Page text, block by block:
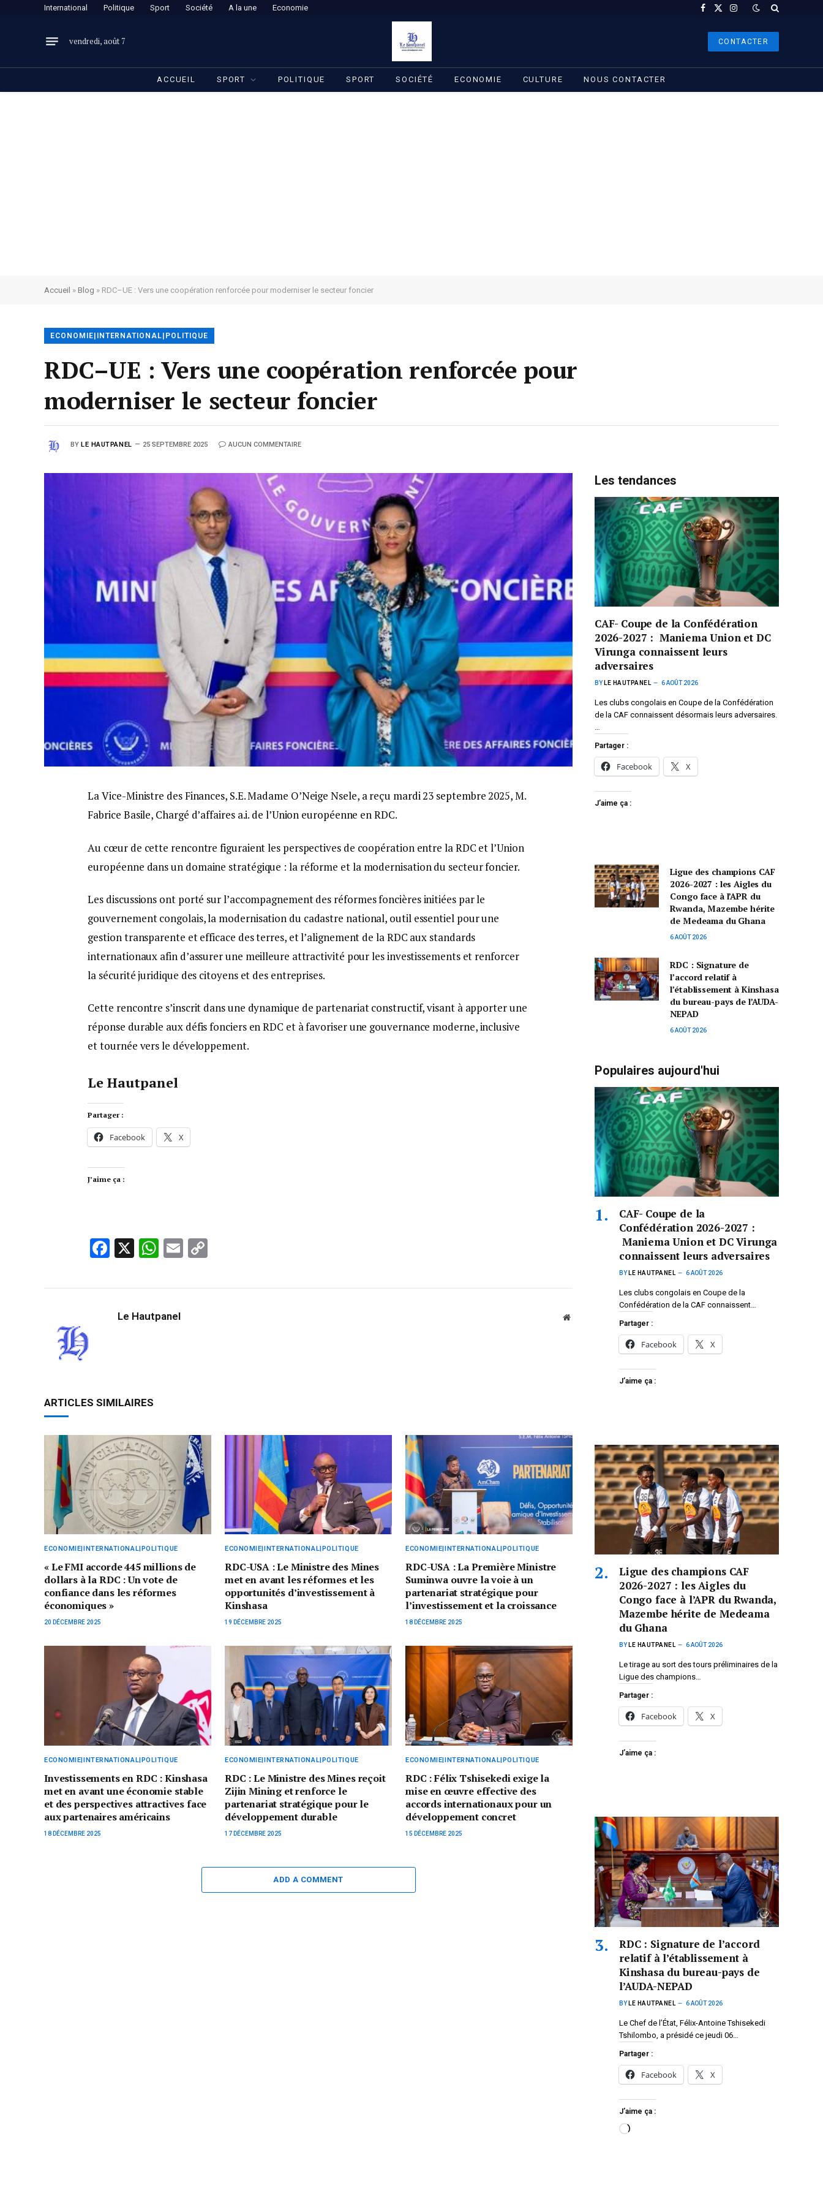
International Politique Sport Société A la une Economie Facebook
X
Instagram
vendredi, août 7 CONTACTER
ACCUEIL SPORT POLITIQUE SPORT SOCIÉTÉ ECONOMIE CULTURE NOUS CONTACTER
Accueil » Blog » RDC–UE : Vers une coopération renforcée pour moderniser le secteur foncier
ECONOMIE|INTERNATIONAL|POLITIQUE
RDC–UE : Vers une coopération renforcée pour
moderniser le secteur foncier
BY LE HAUTPANEL 25 SEPTEMBRE 2025 AUCUN COMMENTAIRE
La Vice-Ministre des Finances, S.E. Madame O’Neige Nsele, a reçu mardi 23 septembre 2025, M.
Fabrice Basile, Chargé d’affaires a.i. de l’Union européenne en RDC.
Au cœur de cette rencontre figuraient les perspectives de coopération entre la RDC et l’Union
européenne dans un domaine stratégique : la réforme et la modernisation du secteur foncier.
Les discussions ont porté sur l’accompagnement des réformes foncières initiées par le
gouvernement congolais, la modernisation du cadastre national, outil essentiel pour une
gestion transparente et efficace des terres, et l’alignement de la RDC aux standards
internationaux afin d’assurer une meilleure attractivité pour les investissements et renforcer
la sécurité juridique des citoyens et des entreprises.
Cette rencontre s’inscrit dans une dynamique de partenariat constructif, visant à apporter une
réponse durable aux défis fonciers en RDC et à favoriser une gouvernance moderne, inclusive
et tournée vers le développement.
Le Hautpanel
Partager :
Facebook X
J’aime ça :
Facebook
X WhatsApp
Email
Le Hautpanel Website
ARTICLES SIMILAIRES
ECONOMIE|INTERNATIONAL|POLITIQUE
« Le FMI accorde 445 millions de
dollars à la RDC : Un vote de
confiance dans les réformes
économiques »
20 DÉCEMBRE 2025
ECONOMIE|INTERNATIONAL|POLITIQUE
RDC-USA : Le Ministre des Mines
met en avant les réformes et les
opportunités d’investissement à
Kinshasa
19 DÉCEMBRE 2025
ECONOMIE|INTERNATIONAL|POLITIQUE
RDC-USA : La Première Ministre
Suminwa ouvre la voie à un
partenariat stratégique pour
l’investissement et la croissance
18 DÉCEMBRE 2025
ECONOMIE|INTERNATIONAL|POLITIQUE
Investissements en RDC : Kinshasa
met en avant une économie stable
et des perspectives attractives face
aux partenaires américains
18 DÉCEMBRE 2025
ECONOMIE|INTERNATIONAL|POLITIQUE
RDC : Le Ministre des Mines reçoit
Zijin Mining et renforce le
partenariat stratégique pour le
développement durable
17 DÉCEMBRE 2025
ECONOMIE|INTERNATIONAL|POLITIQUE
RDC : Félix Tshisekedi exige la
mise en œuvre effective des
accords internationaux pour un
développement concret
15 DÉCEMBRE 2025
ADD A COMMENT
Les tendances
CAF- Coupe de la Confédération
2026-2027 : Maniema Union et DC
Virunga connaissent leurs
adversaires
BY LE HAUTPANEL 6 AOÛT 2026
Les clubs congolais en Coupe de la Confédération
de la CAF connaissent désormais leurs adversaires.
…
Partager :
Facebook X
J’aime ça :
Ligue des champions CAF
2026-2027 : les Aigles du
Congo face à l’APR du
Rwanda, Mazembe hérite
de Medeama du Ghana
6 AOÛT 2026
RDC : Signature de
l’accord relatif à
l’établissement à Kinshasa
du bureau-pays de l’AUDA-
NEPAD
6 AOÛT 2026
Populaires aujourd'hui
CAF- Coupe de la
Confédération 2026-2027 :
Maniema Union et DC Virunga
connaissent leurs adversaires
BY LE HAUTPANEL 6 AOÛT 2026
Les clubs congolais en Coupe de la
Confédération de la CAF connaissent…
Partager :
Facebook X
J’aime ça :
Ligue des champions CAF
2026-2027 : les Aigles du
Congo face à l’APR du Rwanda,
Mazembe hérite de Medeama
du Ghana
BY LE HAUTPANEL 6 AOÛT 2026
Le tirage au sort des tours préliminaires de la
Ligue des champions…
Partager :
Facebook X
J’aime ça :
RDC : Signature de l’accord
relatif à l’établissement à
Kinshasa du bureau-pays de
l’AUDA-NEPAD
BY LE HAUTPANEL 6 AOÛT 2026
Le Chef de l’État, Félix-Antoine Tshisekedi
Tshilombo, a présidé ce jeudi 06…
Partager :
Facebook X
J’aime ça :